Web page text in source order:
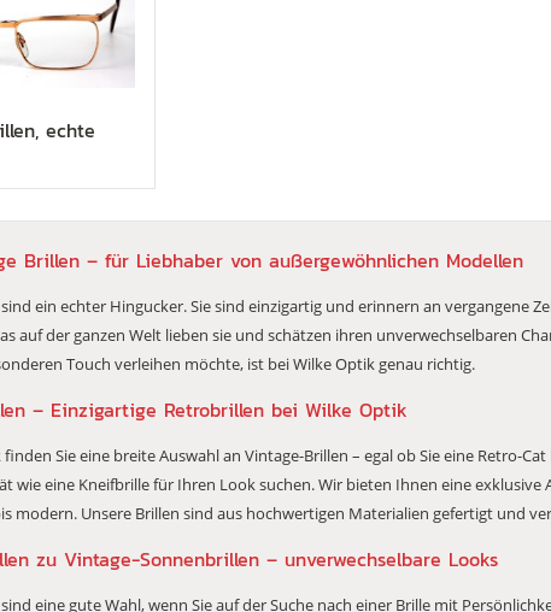
echte
Brillen – für Liebhaber von außergewöhnlichen Modellen
ein echter Hingucker. Sie sind einzigartig und erinnern an vergangene
auf der ganzen Welt lieben sie und schätzen ihren unverwechselbaren
Touch verleihen möchte, ist bei Wilke Optik genau richtig.
– Einzigartige Retrobrillen bei Wilke Optik
Sie eine breite Auswahl an Vintage-Brillen – egal ob Sie eine Retro-
wie eine Kneifbrille für Ihren Look suchen. Wir bieten Ihnen eine
modern. Unsere Brillen sind aus hochwertigen Materialien gefertigt und
zu Vintage-Sonnenbrillen – unverwechselbare Looks
eine gute Wahl, wenn Sie auf der Suche nach einer Brille mit